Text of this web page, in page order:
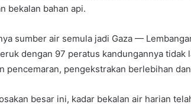
bekalan bahan api.
sumber air semula jadi Gaza —
dengan 97 peratus kandungannya tidak
pencemaran, pengekstrakan berlebihan
besar ini, kadar bekalan air harian